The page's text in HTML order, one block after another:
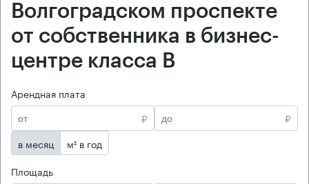
Волгоградском проспекте
от собственника в бизнес-
центре класса B
Арендная плата
₽
₽
в месяц
м² в год
Площадь